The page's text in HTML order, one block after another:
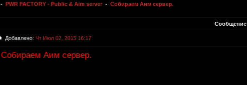
- PWR FACTORY - Public & Aim server - Собираем Аим сервер.
Сообщение
Добавлено: Чт Июл 02, 2015 16:17
Собираем Аим сервер.